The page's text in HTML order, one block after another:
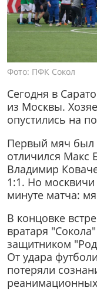
Фото: ПФК Сокол
Сегодня в
из Москвы.
опустились на
Первый мяч был
отличился Макс
Владимир
1:1. Но
минуте матча:
В концовке
вратаря
защитником
От удара
потеряли